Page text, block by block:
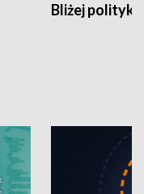
Bliżej polityki